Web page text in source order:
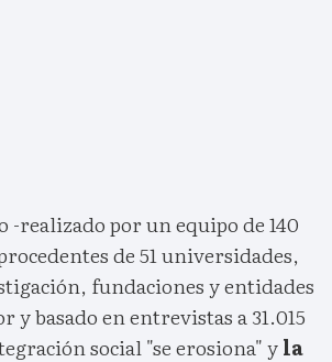
-realizado por un equipo de 140
de 51 universidades,
fundaciones y entidades
y basado en entrevistas a 31.015
social "se erosiona" yla